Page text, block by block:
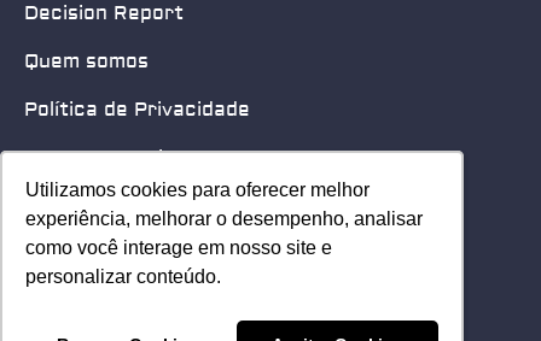
Utilizamos cookies para oferecer melhor
experiência, melhorar o desempenho, analisar
como você interage em nosso site e
personalizar conteúdo.
Utilizamos cookies para oferecer melhor
experiência, melhorar o desempenho, analisar
como você interage em nosso site e
personalizar conteúdo.
Decision Report
Quem somos
Política de Privacidade
Quero patrocinar
Contato
Home
© 2025 Security Leader. Todos os Direitos Reservados.